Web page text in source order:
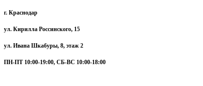
г. Краснодар
ул. Кирилла Россинского, 15
ул. Ивана Шкабуры, 8, этаж 2
ПН-ПТ 10:00-19:00, СБ-ВС 10:00-18:00